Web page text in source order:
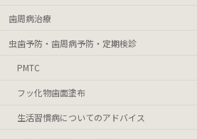
歯周病治療
虫歯予防・歯周病予防・定期検診
PMTC
フッ化物歯面塗布
生活習慣病についてのアドバイス